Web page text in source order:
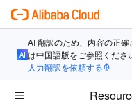
AI 翻訳のため、内容の正
は中国語版をご参照くださ
人力翻訳を依頼する